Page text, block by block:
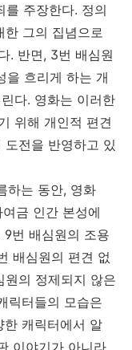
주장한다. 정의
그의 집념으로
. 반면, 3번 배심원
을 흐리게 하는 개
다. 영화는 이러한
위해 개인적 편견
전을 반영하고 있
하는 동안, 영화
금 인간 본성에
번 배심원의 조용
배심원의 편견 없
원의 정제되지 않은
릭터들의 모습은
한 캐릭터에서 알
이야기가 아니라